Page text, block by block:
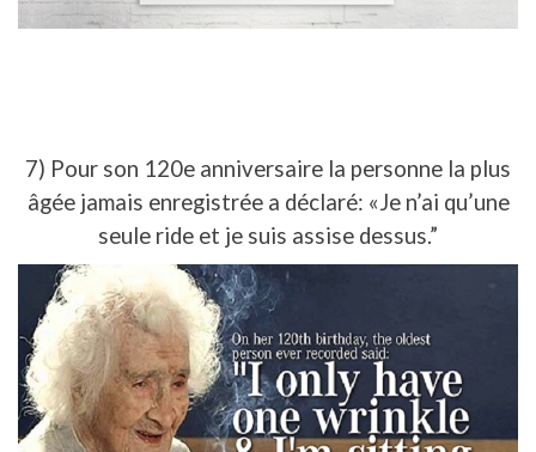
7) Pour son 120e anniversaire la personne la plus
âgée jamais enregistrée a déclaré: «Je n’ai qu’une
seule ride et je suis assise dessus.”